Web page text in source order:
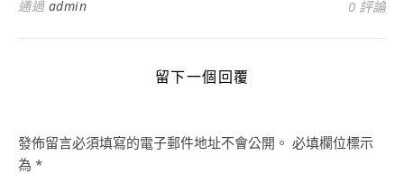
通過 admin 0 評論
留下一個回覆
發佈留言必須填寫的電子郵件地址不會公開。 必填欄位標示
為 *